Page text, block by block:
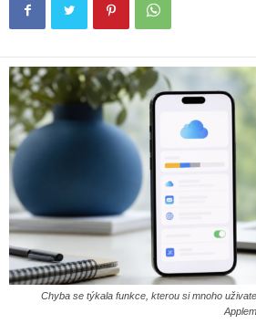
Chyba se týkala funkce, kterou si mnoho